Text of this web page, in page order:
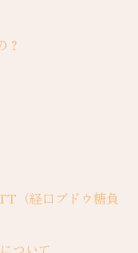
？
（経口ブドウ糖負